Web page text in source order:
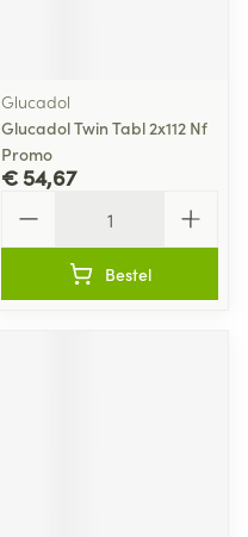
Glucadol
Glucadol Twin Tabl 2x112 Nf
Promo
€ 54,67
Bestel